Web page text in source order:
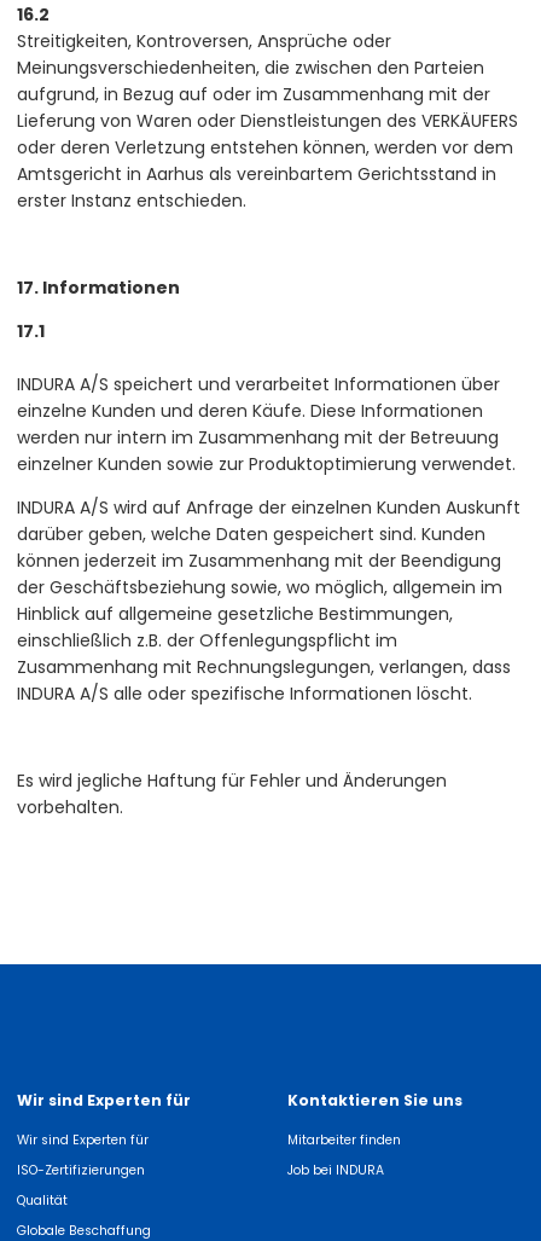
16.2
Streitigkeiten, Kontroversen, Ansprüche oder
Meinungsverschiedenheiten, die zwischen den Parteien
aufgrund, in Bezug auf oder im Zusammenhang mit der
Lieferung von Waren oder Dienstleistungen des VERKÄUFERS
oder deren Verletzung entstehen können, werden vor dem
Amtsgericht in Aarhus als vereinbartem Gerichtsstand in
erster Instanz entschieden.
17. Informationen
17.1
INDURA A/S speichert und verarbeitet Informationen über
einzelne Kunden und deren Käufe. Diese Informationen
werden nur intern im Zusammenhang mit der Betreuung
einzelner Kunden sowie zur Produktoptimierung verwendet.
INDURA A/S wird auf Anfrage der einzelnen Kunden Auskunft
darüber geben, welche Daten gespeichert sind. Kunden
können jederzeit im Zusammenhang mit der Beendigung
der Geschäftsbeziehung sowie, wo möglich, allgemein im
Hinblick auf allgemeine gesetzliche Bestimmungen,
einschließlich z.B. der Offenlegungspflicht im
Zusammenhang mit Rechnungslegungen, verlangen, dass
INDURA A/S alle oder spezifische Informationen löscht.
Es wird jegliche Haftung für Fehler und Änderungen
vorbehalten.
Wir sind Experten für
Wir sind Experten für
ISO-Zertifizierungen
Qualität
Globale Beschaffung
Kontaktieren Sie uns
Mitarbeiter finden
Job bei INDURA